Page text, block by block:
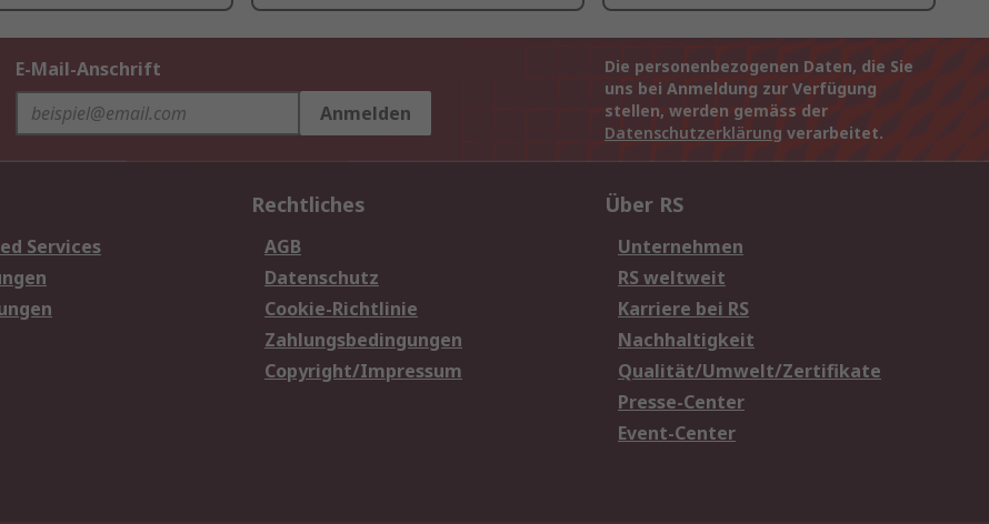
E-Mail-Anschrift
Anmelden
Die personenbezogenen Daten, die Sie
uns bei Anmeldung zur Verfügung
stellen, werden gemäss der
Datenschutzerklärung verarbeitet.
Services
Rechtliches
AGB
Datenschutz
Cookie-Richtlinie
Zahlungsbedingungen
Copyright/Impressum
Über RS
Unternehmen
RS weltweit
Karriere bei RS
Nachhaltigkeit
Qualität/Umwelt/Zertifikate
Presse-Center
Event-Center